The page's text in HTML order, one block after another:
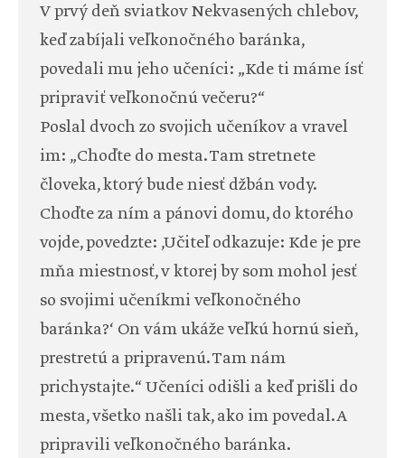
V prvý deň sviatkov Nekvasených chlebov,
keď zabíjali veľkonočného baránka,
povedali mu jeho učeníci: „Kde ti máme ísť
pripraviť veľkonočnú večeru?“
Poslal dvoch zo svojich učeníkov a vravel
im: „Choďte do mesta. Tam stretnete
človeka, ktorý bude niesť džbán vody.
Choďte za ním a pánovi domu, do ktorého
vojde, povedzte: ‚Učiteľ odkazuje: Kde je pre
mňa miestnosť, v ktorej by som mohol jesť
so svojimi učeníkmi veľkonočného
baránka?‘ On vám ukáže veľkú hornú sieň,
prestretú a pripravenú. Tam nám
prichystajte.“ Učeníci odišli a keď prišli do
mesta, všetko našli tak, ako im povedal. A
pripravili veľkonočného baránka.